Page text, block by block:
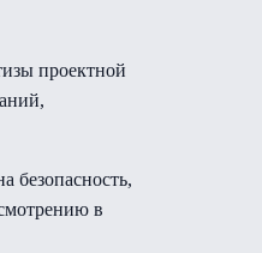
проектной
безопасность,
в